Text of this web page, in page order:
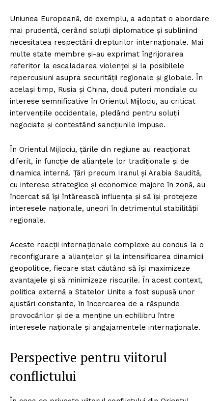
Uniunea Europeană, de exemplu, a adoptat o abordare
mai prudentă, cerând soluții diplomatice și subliniind
necesitatea respectării drepturilor internaționale. Mai
multe state membre și-au exprimat îngrijorarea
referitor la escaladarea violenței și la posibilele
repercusiuni asupra securității regionale și globale. În
același timp, Rusia și China, două puteri mondiale cu
interese semnificative în Orientul Mijlociu, au criticat
intervențiile occidentale, pledând pentru soluții
negociate și contestând sancțiunile impuse.
În Orientul Mijlociu, țările din regiune au reacționat
diferit, în funcție de alianțele lor tradiționale și de
dinamica internă. Țări precum Iranul și Arabia Saudită,
cu interese strategice și economice majore în zonă, au
încercat să își întărească influența și să își protejeze
interesele naționale, uneori în detrimentul stabilității
regionale.
Aceste reacții internaționale complexe au condus la o
reconfigurare a alianțelor și la intensificarea dinamicii
geopolitice, fiecare stat căutând să își maximizeze
avantajele și să minimizeze riscurile. În acest context,
politica externă a Statelor Unite a fost supusă unor
ajustări constante, în încercarea de a răspunde
provocărilor și de a menține un echilibru între
interesele naționale și angajamentele internaționale.
Perspective pentru viitorul
conflictului